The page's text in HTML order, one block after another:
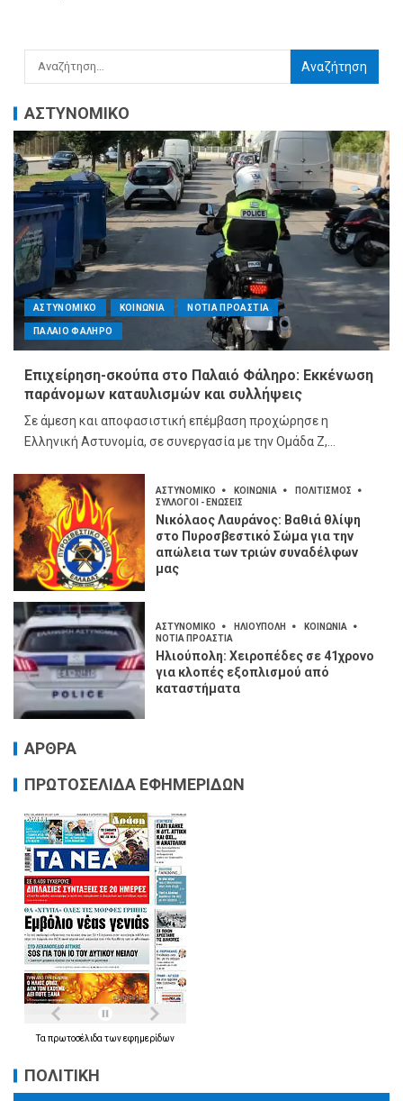
ΑΣΤΥΝΟΜΙΚΟ
ΑΣΤΥΝΟΜΙΚΟ ΚΟΙΝΩΝΙΑ ΝΟΤΙΑ ΠΡΟΑΣΤΙΑ
ΠΑΛΑΙΟ ΦΑΛΗΡΟ
Επιχείρηση-σκούπα στο Παλαιό Φάληρο: Εκκένωση
παράνομων καταυλισμών και συλλήψεις
Σε άμεση και αποφασιστική επέμβαση προχώρησε η
Ελληνική Αστυνομία, σε συνεργασία με την Ομάδα Ζ,...
ΑΣΤΥΝΟΜΙΚΟ ΚΟΙΝΩΝΙΑ
ΠΟΛΙΤΙΣΜΟΣ
ΣΥΛΛΟΓΟΙ - ΕΝΩΣΕΙΣ
Νικόλαος Λαυράνος: Βαθιά θλίψη
στο Πυροσβεστικό Σώμα για την
απώλεια των τριών συναδέλφων
μας
ΑΣΤΥΝΟΜΙΚΟ ΗΛΙΟΥΠΟΛΗ
ΚΟΙΝΩΝΙΑ
ΝΟΤΙΑ ΠΡΟΑΣΤΙΑ
Ηλιούπολη: Χειροπέδες σε 41χρονο
για κλοπές εξοπλισμού από
καταστήματα
ΑΡΘΡΑ
ΠΡΩΤΟΣΕΛΙΔΑ ΕΦΗΜΕΡΙΔΩΝ
Τα πρωτοσέλιδα τωνεφημερίδων
ΠΟΛΙΤΙΚΗ